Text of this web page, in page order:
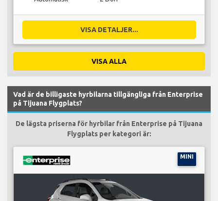
VISA DETALJER...
VISA ALLA
Vad är de billigaste hyrbilarna tillgängliga från Enterprise
på Tijuana Flygplats?
De lägsta priserna för hyrbilar från Enterprise på Tijuana
Flygplats per kategori är:
MINI